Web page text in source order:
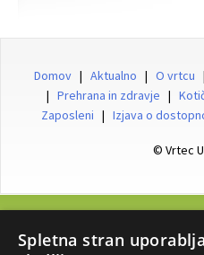
Domov | Aktualno | O vrtcu
|Prehrana in zdravje |
Zaposleni |Izjava o
© Vrtec
Spletna stran